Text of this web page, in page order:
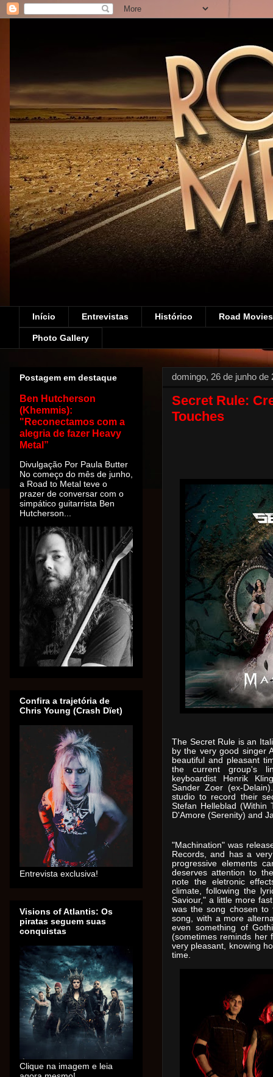
Início Entrevistas Histórico Road
Photo Gallery
domingo, 26 de junho de
Secret Rule:
Touches
The Secret Rule is an
by the very good singer
beautiful and pleasant
the current group's
keyboardist Henrik
Sander Zoer (ex-
studio to record their
Stefan Helleblad (Within
D'Amore (Serenity) and
"Machination"was
Records, and has a
progressive elements
deserves attention to
note the eletronic
climate, following the
Saviour," a little more
was the song chosen
song, with a more
even something of
(sometimes reminds her
very pleasant, knowing
time.
Postagem em destaque
Ben Hutcherson
(Khemmis):
"Reconectamos com a
alegria de fazer Heavy
Metal”
Divulgação Por Paula Butter
No começo do mês de junho,
a Road to Metal teve o
prazer de conversar com o
simpático guitarrista Ben
Hutcherson...
Confira a trajetória de
Chris Young (Crash Dïet)
Entrevista exclusiva!
Visions of Atlantis: Os
piratas seguem suas
conquistas
Clique na imagem e leia